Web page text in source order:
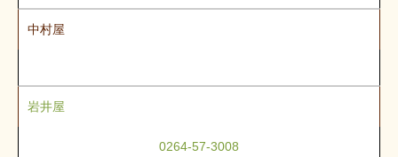
中村屋
岩井屋
0264-57-3008